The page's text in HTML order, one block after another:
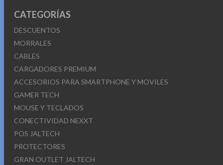
CATEGORÍAS
DESCUENTOS
MORRALES
CABLES
CARGADORES PREMIUM
ACCESORIOS PARA SMARTPHONE Y MOVILES
GAMER TECH
MOUSE Y TECLADOS
CONECTIVIDAD NEXXT
POS JALTECH
PROTECTORES
GRAN OUTLET JALTECH